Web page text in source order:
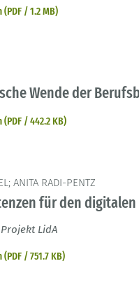
/ 1.2 MB)
Wende der
/ 442.2 KB)
ANITA RADI-PENTZ
für den
LidA
/ 751.7 KB)